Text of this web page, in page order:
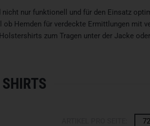
nur funktionell und für den Einsatz
Hemden für verdeckte Ermittlungen mit
zum Tragen unter der Jacke
SHIRTS
72